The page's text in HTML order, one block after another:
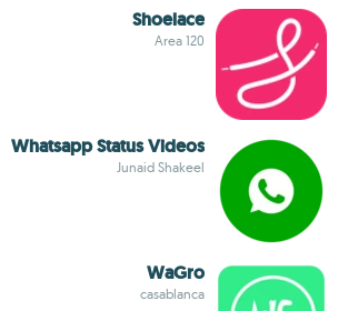
Shoelace
Area 120
Whatsapp Status Videos
Junaid Shakeel
WaGro
casablanca